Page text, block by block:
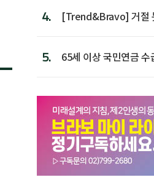
4.
[Trend&Bravo] 거절
5. 65세 이상 국민연금 수